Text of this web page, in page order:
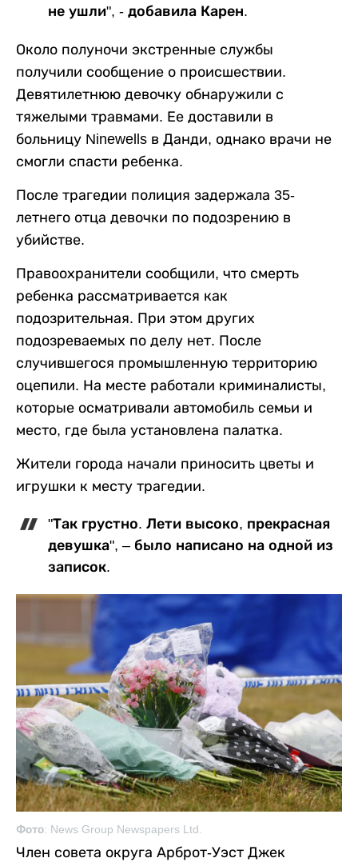
не ушли", - добавила Карен.
Около полуночи экстренные службы
получили сообщение о происшествии.
Девятилетнюю девочку обнаружили с
тяжелыми травмами. Ее доставили в
больницу Ninewells в Данди, однако врачи не
смогли спасти ребенка.
После трагедии полиция задержала 35-
летнего отца девочки по подозрению в
убийстве.
Правоохранители сообщили, что смерть
ребенка рассматривается как
подозрительная. При этом других
подозреваемых по делу нет. После
случившегося промышленную территорию
оцепили. На месте работали криминалисты,
которые осматривали автомобиль семьи и
место, где была установлена палатка.
Жители города начали приносить цветы и
игрушки к месту трагедии.
"Так грустно. Лети высоко, прекрасная
девушка", – было написано на одной из
записок.
Фото: News Group Newspapers Ltd.
Член совета округа Арброт-Уэст Джек